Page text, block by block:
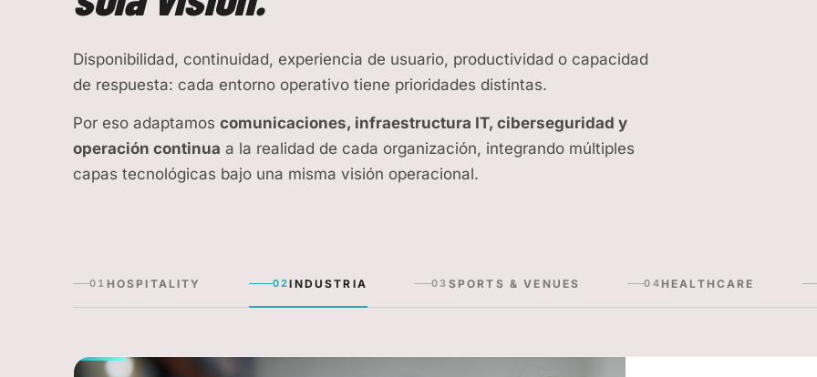
Disponibilidad, continuidad, experiencia de usuario, productividad o capacidad
de respuesta: cada entorno operativo tiene prioridades distintas.
Por eso adaptamos comunicaciones, infraestructura IT, ciberseguridad y
operación continua a la realidad de cada organización, integrando múltiples
capas tecnológicas bajo una misma visión operacional.
01 HOSPITALITY 02INDUSTRIA 03 SPORTS & VENUES 04HEALTHCARE